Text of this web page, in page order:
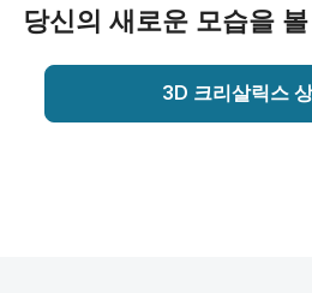
당신의 새로운 모습을
3D 크리살릭스